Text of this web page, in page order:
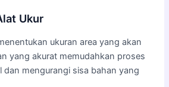
Ukur
ukuran area yang akan
yang akurat memudahkan proses
dan mengurangi sisa bahan yang